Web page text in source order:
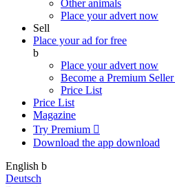
Other animals
Place your advert now
Sell
Place your ad for free
b
Place your advert now
Become a Premium Seller
Price List
Price List
Magazine
Try Premium 
Download the app download
English b
Deutsch